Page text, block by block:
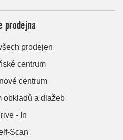
prodejna
prodejen
centrum
centrum
obkladů a dlažeb
- In
Scan